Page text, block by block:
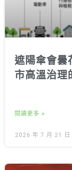
遮陽傘會曇
市高溫治理
閱讀更多 »
2026 年 7 月 21 日